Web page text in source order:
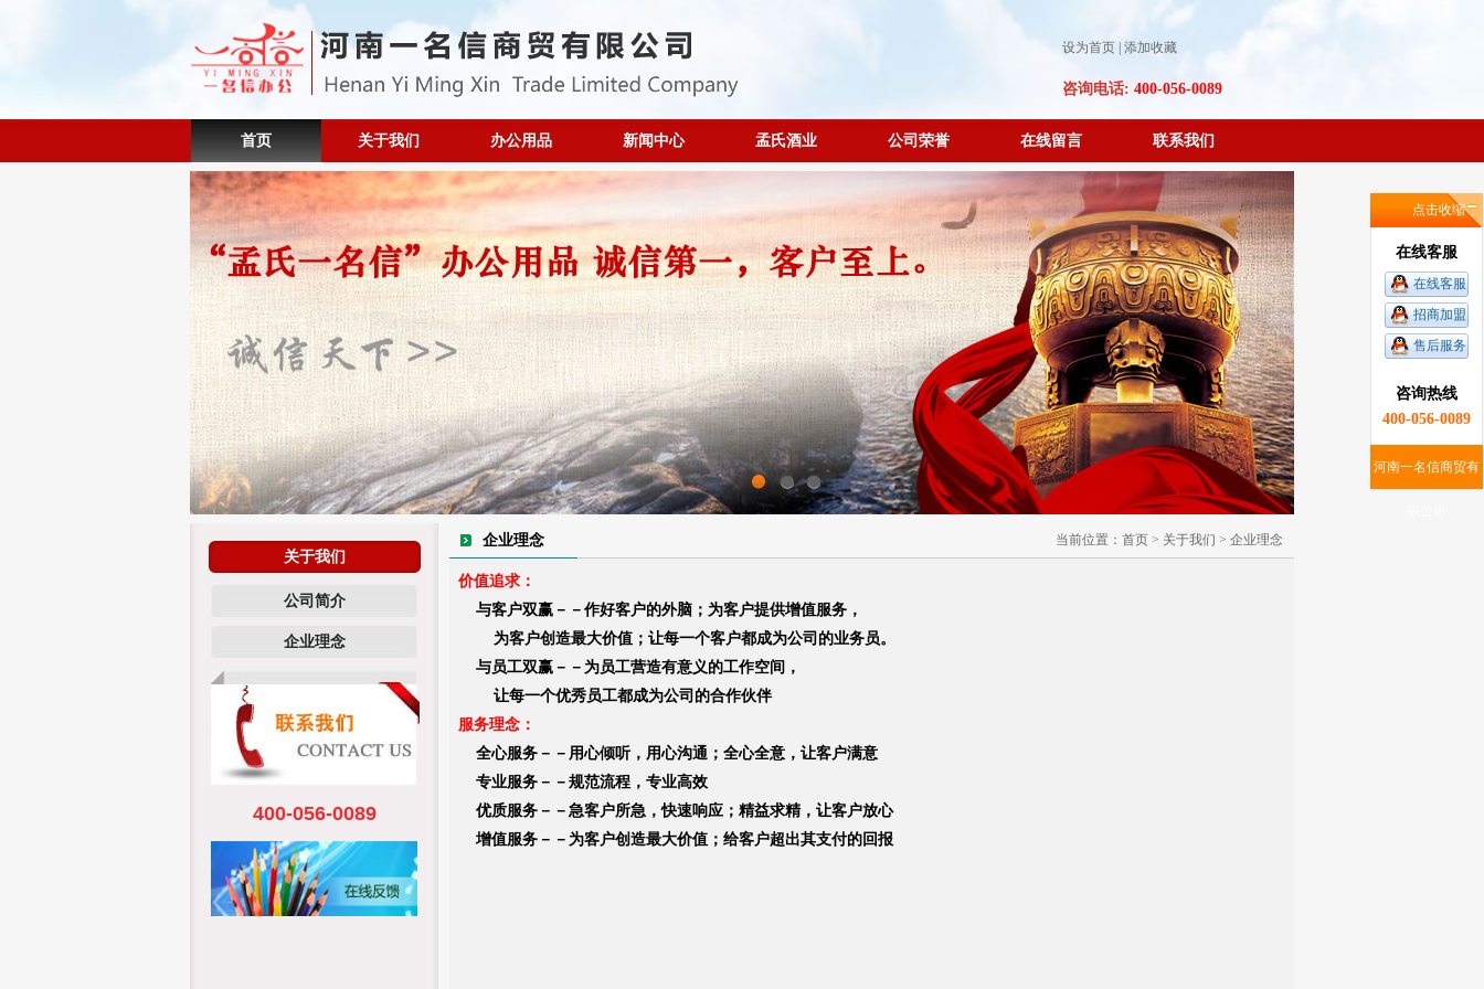
设为首页 添加收藏
咨询电话: 400-056-0089
首页 关于我们 办公用品 新闻中心 孟氏酒业 公司荣誉 在线留言 联系我们
2 3
关于我们
公司简介
企业理念
400-056-0089
当前位置： 首页 > 关于我们 > 企业理念
企业理念
价值追求：
与客户双赢－－作好客户的外脑；为客户提供增值服务，
为客户创造最大价值；让每一个客户都成为公司的业务员。
与员工双赢－－为员工营造有意义的工作空间，
让每一个优秀员工都成为公司的合作伙伴
服务理念：
全心服务－－用心倾听，用心沟通；全心全意，让客户满意
专业服务－－规范流程，专业高效
优质服务－－急客户所急，快速响应；精益求精，让客户放心
增值服务－－为客户创造最大价值；给客户超出其支付的回报
点击收缩
在线客服
在线客服
招商加盟
售后服务
咨询热线
400-056-0089
河南一名信商贸有